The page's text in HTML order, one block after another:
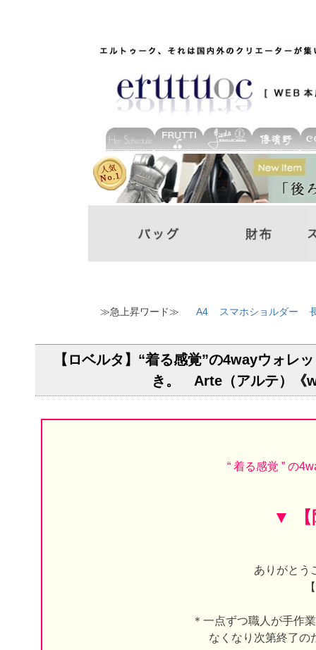
≫急上昇ワード≫ A4 スマホショルダー
【ロベルタ】“着る感覚”の4wayウォレ
き。 Arte（アルテ）《
“ 着る感覚 ” の
▼ 【
ありがとう
＊一点ずつ職人が手作
なくなり次第終了の